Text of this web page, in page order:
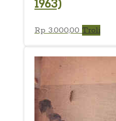
1963)
Rp 3.000,00 Troli